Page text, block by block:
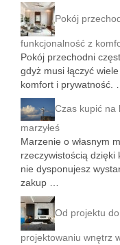
Pokój
funkcjonalność z
Pokój przechodni
gdyż musi łączyć
komfort i prywatność. …
Czas kupić na
marzyłeś
Marzenie o własnym
rzeczywistością
nie dysponujesz
zakup …
Od projektu
projektowaniu wnętrz